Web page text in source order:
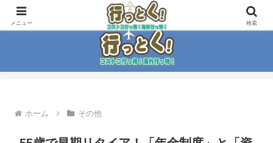
コストコ大好き家族がイチ押商品紹介！！
ホーム その他
メニュー 検索